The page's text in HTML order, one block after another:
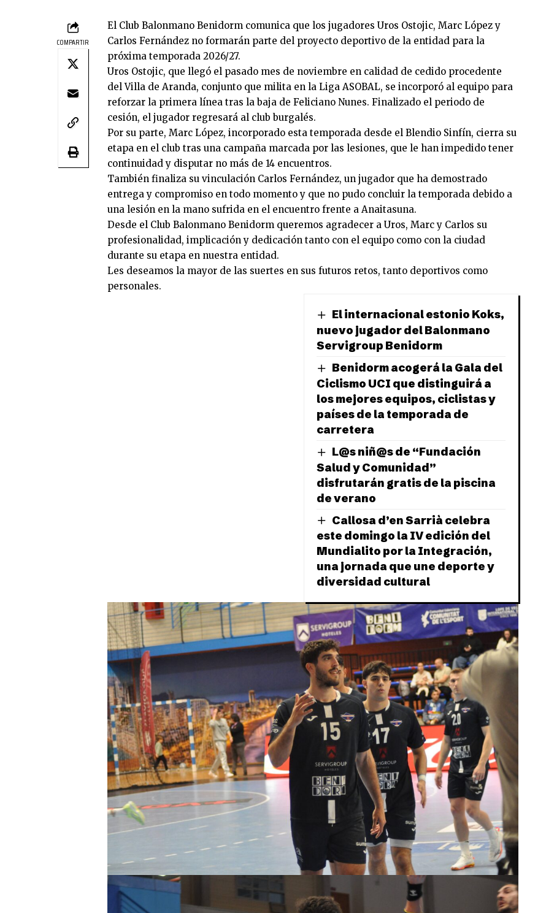
COMPARTIR
El Club Balonmano Benidorm comunica que los jugadores Uros Ostojic, Marc López y
Carlos Fernández no formarán parte del proyecto deportivo de la entidad para la
próxima temporada 2026/27.
Uros Ostojic, que llegó el pasado mes de noviembre en calidad de cedido procedente
del Villa de Aranda, conjunto que milita en la Liga ASOBAL, se incorporó al equipo para
reforzar la primera línea tras la baja de Feliciano Nunes. Finalizado el periodo de
cesión, el jugador regresará al club burgalés.
Por su parte, Marc López, incorporado esta temporada desde el Blendio Sinfín, cierra su
etapa en el club tras una campaña marcada por las lesiones, que le han impedido tener
continuidad y disputar no más de 14 encuentros.
También finaliza su vinculación Carlos Fernández, un jugador que ha demostrado
entrega y compromiso en todo momento y que no pudo concluir la temporada debido a
una lesión en la mano sufrida en el encuentro frente a Anaitasuna.
Desde el Club Balonmano Benidorm queremos agradecer a Uros, Marc y Carlos su
profesionalidad, implicación y dedicación tanto con el equipo como con la ciudad
durante su etapa en nuestra entidad.
Les deseamos la mayor de las suertes en sus futuros retos, tanto deportivos como
personales.
El internacional estonio Koks,
nuevo jugador del Balonmano
Servigroup Benidorm
Benidorm acogerá la Gala del
Ciclismo UCI que distinguirá a
los mejores equipos, ciclistas y
países de la temporada de
carretera
L@s niñ@s de “Fundación
Salud y Comunidad”
disfrutarán gratis de la piscina
de verano
Callosa d’en Sarrià celebra
este domingo la IV edición del
Mundialito por la Integración,
una jornada que une deporte y
diversidad cultural